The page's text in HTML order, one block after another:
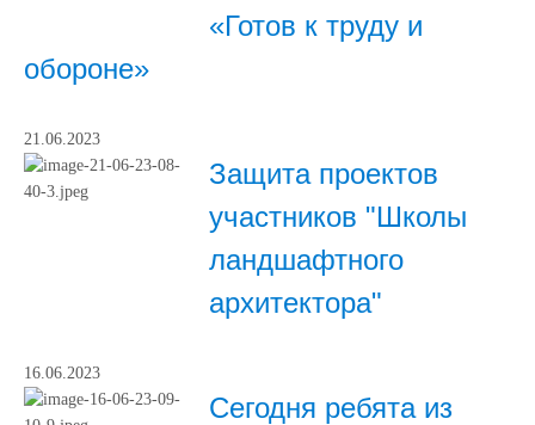
«Готов к труду и
обороне»
21.06.2023
Защита проектов
участников "Школы
ландшафтного
архитектора"
16.06.2023
Сегодня ребята из